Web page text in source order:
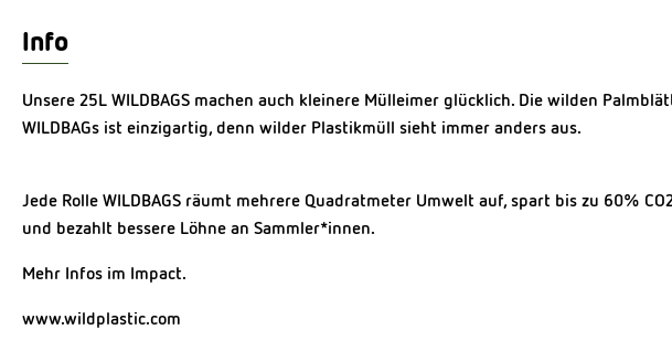
Info
Unsere 25L WILDBAGS machen auch kleinere Mülleimer glücklich. Die wilden
WILDBAGs ist einzigartig, denn wilder Plastikmüll sieht immer anders aus.
Jede Rolle WILDBAGS räumt mehrere Quadratmeter Umwelt auf, spart bis zu 60%
und bezahlt bessere Löhne an Sammler*innen.
Mehr Infos im Impact.
www.wildplastic.com